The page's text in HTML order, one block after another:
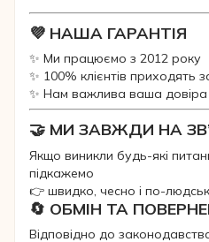
💜 НАША ГАРАНТІЯ
✨ Ми працюємо з 2012 року
✨ 100% клієнтів приходять
✨ Нам важлива ваша довіра
🤝 МИ ЗАВЖДИ НА
Якщо виникли будь-які
підкажемо
👉 швидко, чесно і по-
🔄 ОБМІН ТА
Відповідно до